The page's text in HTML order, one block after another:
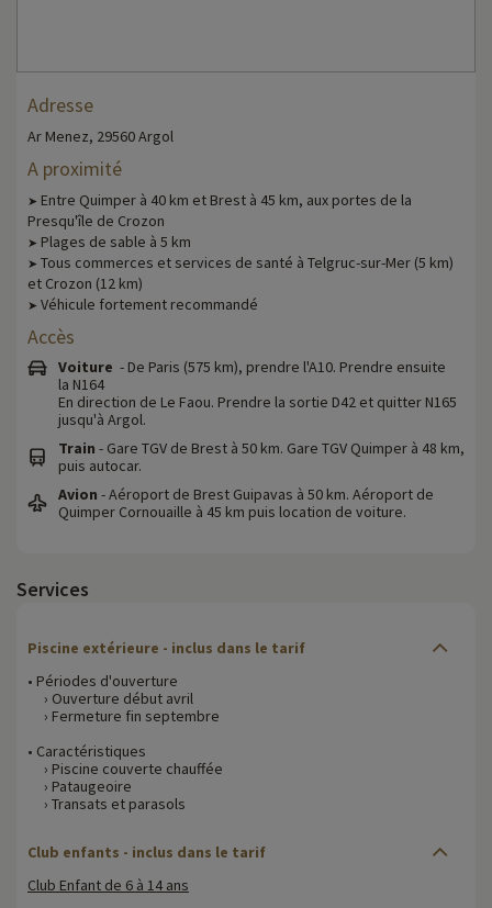
Adresse
Ar Menez, 29560 Argol
A proximité
➤ Entre Quimper à 40 km et Brest à 45 km, aux portes de la
Presqu'île de Crozon
➤ Plages de sable à 5 km
➤ Tous commerces et services de santé à Telgruc-sur-Mer (5 km)
et Crozon (12 km)
➤ Véhicule fortement recommandé
Accès
Voiture - De Paris (575 km), prendre l'A10. Prendre ensuite
la N164
En direction de Le Faou. Prendre la sortie D42 et quitter N165
jusqu'à Argol.
Train - Gare TGV de Brest à 50 km. Gare TGV Quimper à 48 km,
puis autocar.
Avion - Aéroport de Brest Guipavas à 50 km. Aéroport de
Quimper Cornouaille à 45 km puis location de voiture.
Services
Piscine extérieure - inclus dans le tarif
• Périodes d'ouverture
› Ouverture début avril
› Fermeture fin septembre
• Caractéristiques
› Piscine couverte chauffée
› Pataugeoire
› Transats et parasols
Club enfants - inclus dans le tarif
Club Enfant de 6 à 14 ans